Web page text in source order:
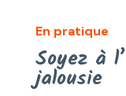
En pratique
Soyez à
jalousie